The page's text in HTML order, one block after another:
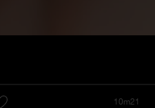
10m21